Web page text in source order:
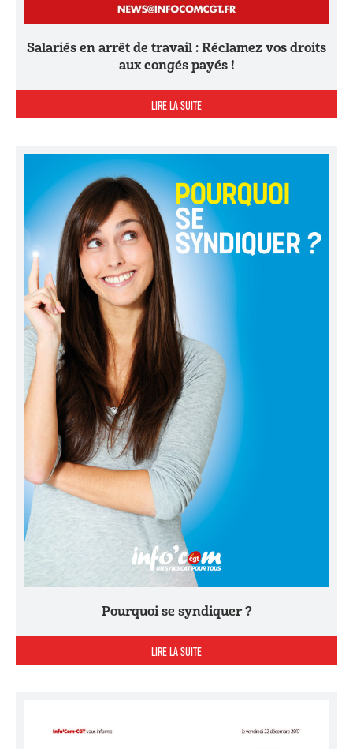
Salariés en arrêt de travail : Réclamez vos droits
aux congés payés !
LIRE LA SUITE
Pourquoi se syndiquer ?
LIRE LA SUITE